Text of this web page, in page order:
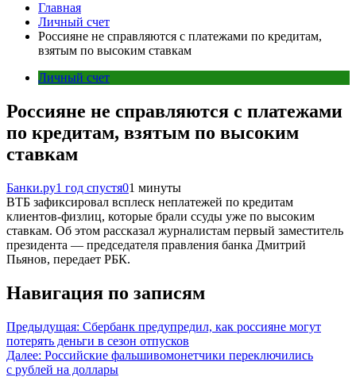
Главная
Личный счет
Россияне не справляются с платежами по кредитам,
взятым по высоким ставкам
Личный счет
Россияне не справляются с платежами
по кредитам, взятым по высоким
ставкам
Банки.ру1 год спустя01 минуты
ВТБ зафиксировал всплеск неплатежей по кредитам
клиентов-физлиц, которые брали ссуды уже по высоким
ставкам. Об этом рассказал журналистам первый заместитель
президента — председателя правления банка Дмитрий
Пьянов, передает РБК.
Навигация по записям
Предыдущая: Сбербанк предупредил, как россияне могут
потерять деньги в сезон отпусков
Далее: Российские фальшивомонетчики переключились
с рублей на доллары